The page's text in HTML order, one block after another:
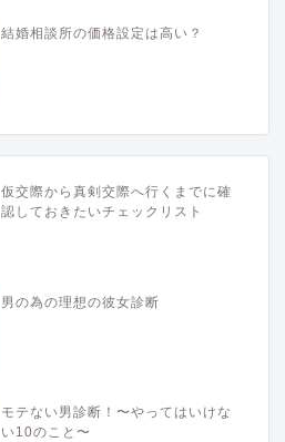
結婚相談所の価格設定は高い？
仮交際から真剣交際へ行くまでに確
認しておきたいチェックリスト
男の為の理想の彼女診断
モテない男診断！〜やってはいけな
い10のこと〜